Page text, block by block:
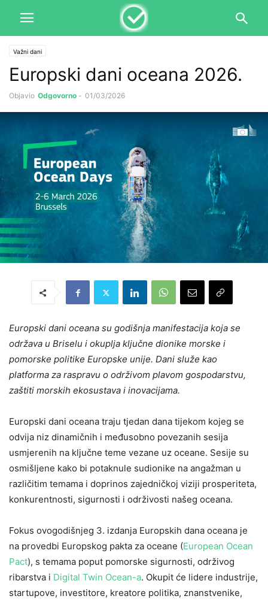
Važni dani
Europski dani oceana 2026.
Objavio Odgovorno - 01/03/2026
Europski dani oceana su godišnja manifestacija koja se
održava u Briselu i okuplja ključne dionike morske i
pomorske politike Europske unije. Dani služe kao
platforma za raspravu o održivom plavom gospodarstvu,
zaštiti morskih ekosustava i inovacijama.
Europski dani oceana traju tjedan dana tijekom kojeg se
odvija niz dinamičnih i međusobno povezanih sesija
usmjerenih na ključne teme vezane uz oceane. Sesije su
osmišljene kako bi potaknule sudionike na angažman u
različitim temama i doprinos zajedničkoj viziji prosperiteta,
konkurentnosti, sigurnosti i održivosti našeg oceana.
Fokus ovogodišnjeg 3. izdanja Europskih dana oceana je
na provedbi Europskog pakta za oceane (European Ocean
Pact), s temama poput pomorske sigurnosti, održivog
ribarstva i Digital Twin Ocean-a. Okupit će lidere industrije,
startupove, investitore, kreatore politika, znanstvenike,